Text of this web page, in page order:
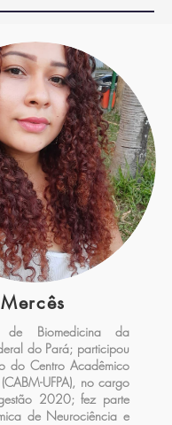
de Biomedicina da
do Pará; participou
do Centro Acadêmico
UFPA), no cargo
2020; fez parte
de Neurociência e